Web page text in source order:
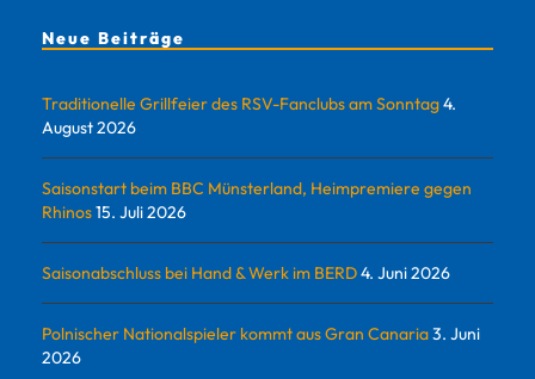
Neue Beiträge
Traditionelle Grillfeier des RSV-Fanclubs am Sonntag4.
August 2026
Saisonstart beim BBC Münsterland, Heimpremiere gegen
Rhinos15. Juli 2026
Saisonabschluss bei Hand & Werk im BERD4. Juni 2026
Polnischer Nationalspieler kommt aus Gran Canaria3. Juni
2026